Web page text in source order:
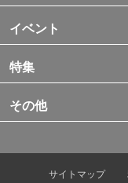
イベント
特集
その他
サイトマップ